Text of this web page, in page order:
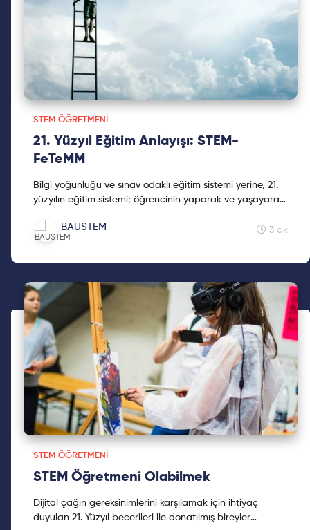
STEM ÖĞRETMENI
21. Yüzyıl Eğitim Anlayışı: STEM-
FeTeMM
Bilgi yoğunluğu ve sınav odaklı eğitim sistemi yerine, 21.
yüzyılın eğitim sistemi; öğrencinin yaparak ve yaşayarak
BAUSTEM 3 dk
STEM ÖĞRETMENI
STEM Öğretmeni Olabilmek
Dijital çağın gereksinimlerini karşılamak için ihtiyaç
duyulan 21. Yüzyıl becerileri ile donatılmış bireyler